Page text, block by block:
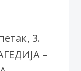
3.
–